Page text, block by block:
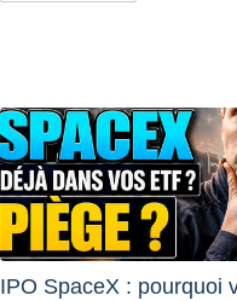
IPO SpaceX : pourquoi